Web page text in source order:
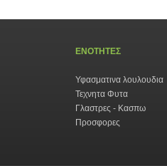
ΕΝΟΤΗΤΕΣ
Υφασματινα λουλουδια
Τεχνητα Φυτα
Γλαστρες - Κασπω
Προσφορες